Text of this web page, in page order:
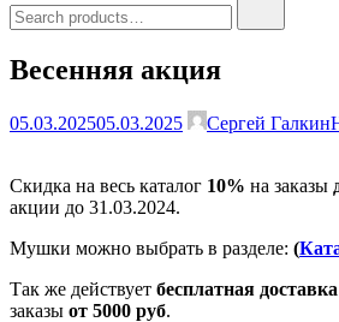
for:
Весенняя акция
05.03.202505.03.2025 Сергей Галкин
Скидка на весь каталог 10% на заказы
акции до 31.03.2024.
Мушки можно выбрать в разделе: (
Так же действует бесплатная доставка
заказы от 5000 руб.